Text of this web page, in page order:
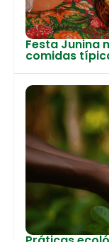
Festa Junina
comidas